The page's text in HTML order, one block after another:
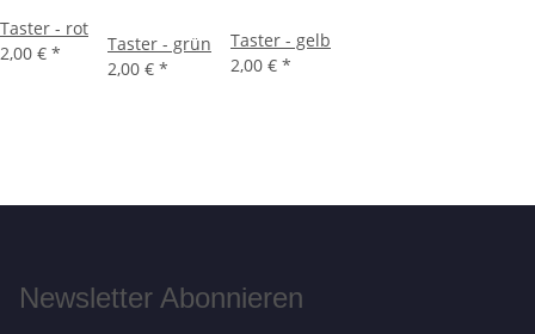
Taster - rot
2,00 € *
Taster - grün
2,00 € *
Taster - gelb
2,00 € *
Newsletter Abonnieren